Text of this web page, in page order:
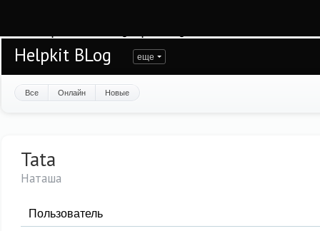
Helpkit BLog еще
Все Онлайн Новые
Tata
Наташа
Пользователь